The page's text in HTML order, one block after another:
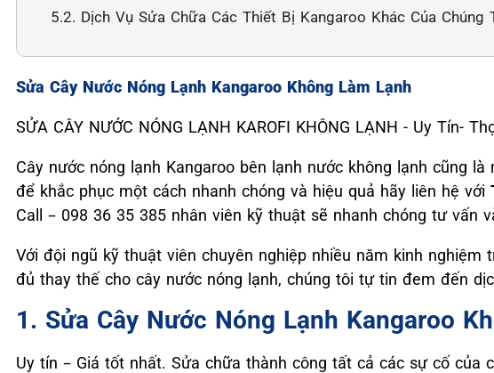
5.2. Dịch Vụ Sửa Chữa Các Thiết Bị Kangaroo Khác Của Chúng
Sửa Cây Nước Nóng Lạnh Kangaroo Không Làm Lạnh
SỬA CÂY NƯỚC NÓNG LẠNH KAROFI KHÔNG LẠNH - Uy Tín-
Cây nước nóng lạnh Kangaroo bên lạnh nước không lạnh cũng
để khắc phục một cách nhanh chóng và hiệu quả hãy liên hệ với
Call – 098 36 35 385 nhân viên kỹ thuật sẽ nhanh chóng tư vấn
Với đội ngũ kỹ thuật viên chuyên nghiệp nhiều năm kinh
đủ thay thế cho cây nước nóng lạnh, chúng tôi tự tin đem đến
1. Sửa Cây Nước Nóng Lạnh Kangaroo
Uy tín – Giá tốt nhất. Sửa chữa thành công tất cả các sự cố của